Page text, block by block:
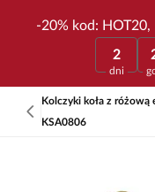
-20% kod: HOT20,
2
dni
Kolczyki koła z różową
KSA0806